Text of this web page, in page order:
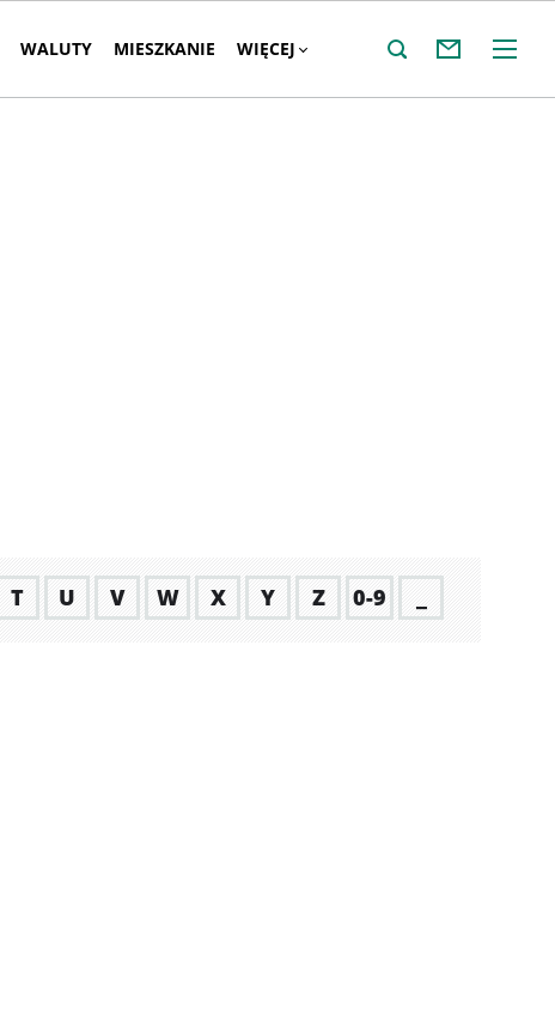
WALUTY MIESZKANIE WIĘCEJ
T U V W X Y Z 0-9